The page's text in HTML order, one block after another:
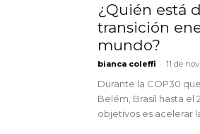
¿Quién está
transición
mundo?
bianca coleffi - 11 de
Durante la COP30
Belém, Brasil hasta el
objetivos es acelerar